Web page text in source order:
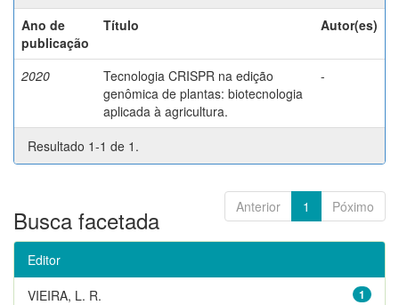
Ano de
publicação
Título Autor(es)
2020
Tecnologia CRISPR na edição
genômica de plantas: biotecnologia
aplicada à agricultura.
-
Resultado 1-1 de 1.
Anterior 1 Póximo
Busca facetada
Editor
1
VIEIRA, L. R.